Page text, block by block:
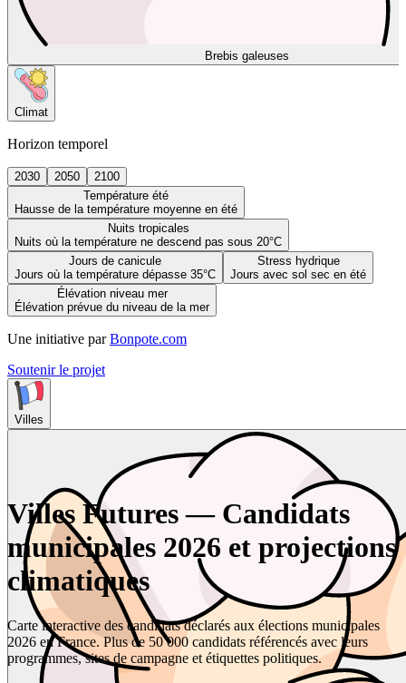
Brebis galeuses
Climat
Horizon temporel
2030 2050
2100
Température été
Hausse de la température moyenne en été
Nuits tropicales
Nuits où la température ne descend pas sous 20°C
Jours de canicule
Jours où la température dépasse 35°C
Stress hydrique
Jours avec sol sec en été
Élévation niveau mer
Élévation prévue du niveau de la mer
Une initiative par Bonpote.com
Soutenir le projet
Villes
Villes Futures — Candidats
municipales 2026 et projections
climatiques
Carte interactive des candidats déclarés aux élections municipales
2026 en France. Plus de 50 000 candidats référencés avec leurs
programmes, sites de campagne et étiquettes politiques.